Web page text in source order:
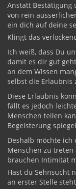
Anstatt Bestätigung
von rein
ein dich auf deine
Klingt das
Ich weiß, dass Du
damit es dir gut
an dem Wissen
selbst die Erlaubnis
Diese Erlaubnis
fällt es jedoch
Menschen teilen
Begeisterung
Deshalb möchte
Menschen zu treten
brauchen Intimität
Hast du Sehnsucht
an erster Stelle